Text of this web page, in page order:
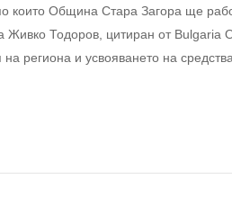
които Община Стара Загора ще
Тодоров, цитиран от Bulgaria
региона и усвояването на